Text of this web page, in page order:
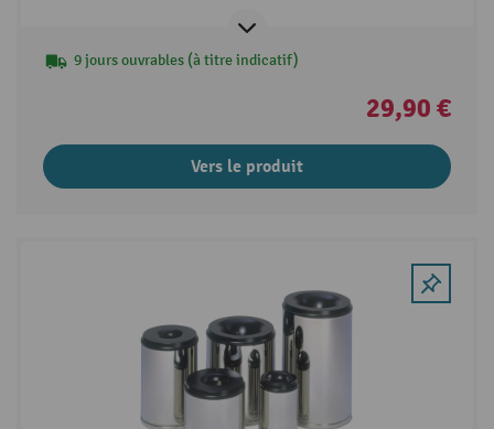
9 jours ouvrables (à titre indicatif)
29,90 €
Vers le produit